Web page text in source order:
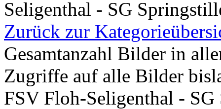
Seligenthal - SG
Zurück zur
Gesamtanzahl Bilder in
Zugriffe auf alle Bilder
FSV Floh-Seligenthal -